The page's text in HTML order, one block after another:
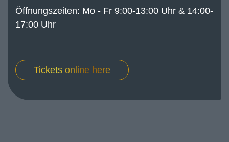
Öffnungszeiten: Mo - Fr 9:00-13:00 Uhr & 14:00-
17:00 Uhr
Tickets online here